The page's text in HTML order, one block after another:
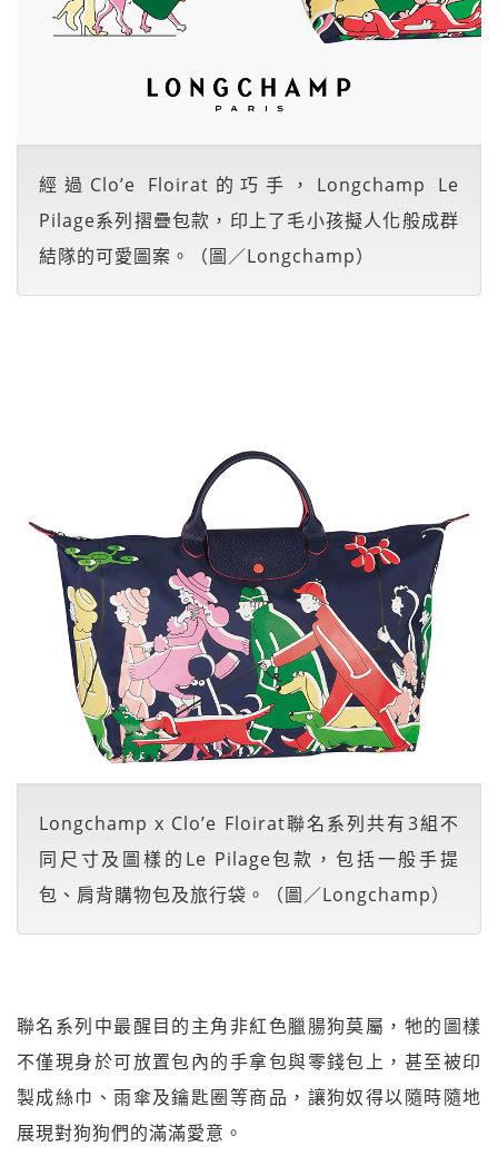
經過Clo’e Floirat的巧手，Longchamp Le
Pilage系列摺疊包款，印上了毛小孩擬人化般成群
結隊的可愛圖案。（圖／Longchamp）
Longchamp x Clo’e Floirat聯名系列共有3組不
同尺寸及圖樣的Le Pilage包款，包括一般手提
包、肩背購物包及旅行袋。（圖／Longchamp）
聯名系列中最醒目的主角非紅色臘腸狗莫屬，牠的圖樣
不僅現身於可放置包內的手拿包與零錢包上，甚至被印
製成絲巾、雨傘及鑰匙圈等商品，讓狗奴得以隨時隨地
展現對狗狗們的滿滿愛意。